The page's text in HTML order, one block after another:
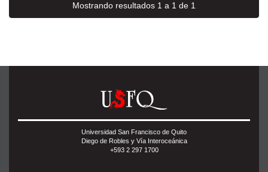
Mostrando resultados 1 a 1 de 1
Universidad San Francisco de Quito
Diego de Robles y Vía Interoceánica
+593 2 297 1700